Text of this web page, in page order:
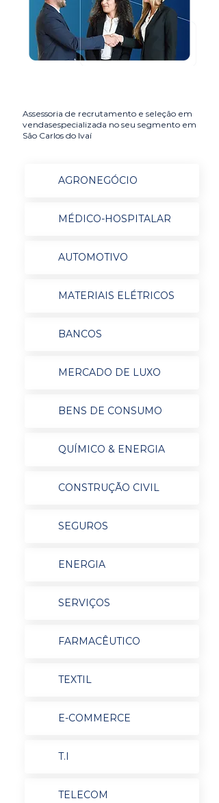
Assessoria de recrutamento e seleção em
vendasespecializada no seu segmento em
São Carlos do Ivaí
AGRONEGÓCIO
MÉDICO-HOSPITALAR
AUTOMOTIVO
MATERIAIS ELÉTRICOS
BANCOS
MERCADO DE LUXO
BENS DE CONSUMO
QUÍMICO & ENERGIA
CONSTRUÇÃO CIVIL
SEGUROS
ENERGIA
SERVIÇOS
FARMACÊUTICO
TEXTIL
E-COMMERCE
T.I
TELECOM